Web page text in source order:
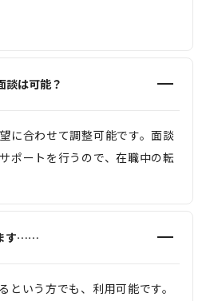
談は可能？
に合わせて調整可能です。面談
ポートを行うので、在職中の転
す……
という方でも、利用可能です。